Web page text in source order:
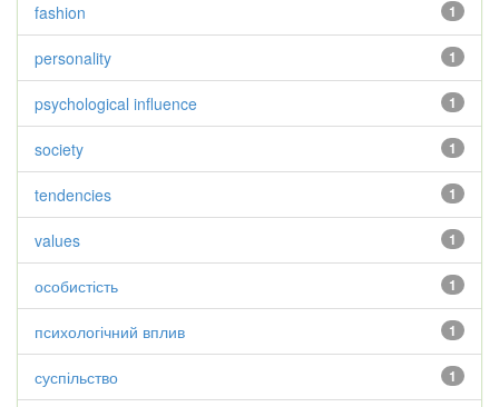
1
fashion
1
personality
1
psychological influence
1
society
1
tendencies
1
values
1
особистість
1
психологічний вплив
1
суспільство